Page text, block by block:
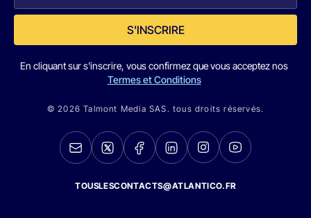
S'INSCRIRE
En cliquant sur s'inscrire, vous confirmez que vous acceptez nos
Termes et Conditions
© 2026 Talmont Media SAS. tous droits réservés.
TOUSLESCONTACTS@ATLANTICO.FR